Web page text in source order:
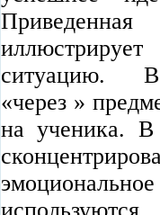
ситуацию.
«через »
на ученика. В